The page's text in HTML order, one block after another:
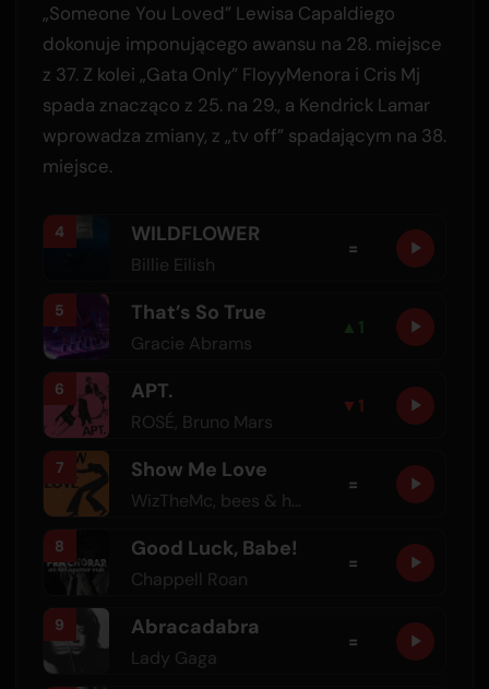
„Someone You Loved” Lewisa Capaldiego
dokonuje imponującego awansu na 28. miejsce
z 37. Z kolei „Gata Only” FloyyMenora i Cris Mj
spada znacząco z 25. na 29., a Kendrick Lamar
wprowadza zmiany, z „tv off” spadającym na 38.
miejsce.
4 WILDFLOWER
Billie Eilish
=
5 That’s So True
Gracie Abrams
▲ 1
6 APT.
ROSÉ, Bruno Mars
▼ 1
7 Show Me Love
WizTheMc, bees & honey
=
8 Good Luck, Babe!
Chappell Roan
=
9 Abracadabra
Lady Gaga
=